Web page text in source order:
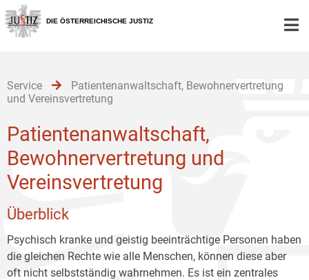
Zur
Hauptnavigation
[1]
Zum
Inhalt
[2]
Zum
Untermenü
[3]
DIE ÖSTERREICHISCHE JUSTIZ
Service
Patientenanwaltschaft, Bewohnervertretung
und Vereinsvertretung
Patientenanwaltschaft,
Bewohnervertretung und
Vereinsvertretung
Überblick
Psychisch kranke und geistig beeinträchtige Personen haben
die gleichen Rechte wie alle Menschen, können diese aber
oft nicht selbstständig wahrnehmen. Es ist ein zentrales